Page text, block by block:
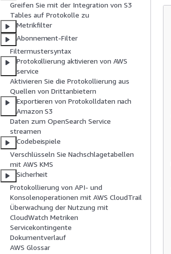
Greifen Sie mit der Integration von S3
Tables auf Protokolle zu
Metrikfilter
Abonnement-Filter
Filtermustersyntax
Protokollierung aktivieren von AWS
service
Aktivieren Sie die Protokollierung aus
Quellen von Drittanbietern
Exportieren von Protokolldaten nach
Amazon S3
Daten zum OpenSearch Service
streamen
Codebeispiele
Verschlüsseln Sie Nachschlagetabellen
mit AWS KMS
Sicherheit
Protokollierung von API- und
Konsolenoperationen mit AWS CloudTrail
Überwachung der Nutzung mit
CloudWatch Metriken
Servicekontingente
Dokumentverlauf
AWS Glossar